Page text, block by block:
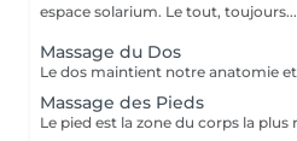
espace solarium. Le tout, toujours...
Massage du Dos
Massage des Pieds